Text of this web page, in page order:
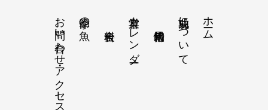
ホーム
功成丸について
営業カレンダー
季節の魚
お問い合わせ・アクセス